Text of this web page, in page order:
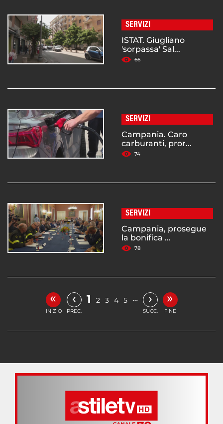
SERVIZI
ISTAT. Giugliano
'sorpassa' Sal...
66
SERVIZI
Campania. Caro
carburanti, pror...
74
SERVIZI
Campania, prosegue
la bonifica ...
78
«
INIZIO
‹
PREC.
1 2 3 4 5 … ›
SUCC.
»
FINE